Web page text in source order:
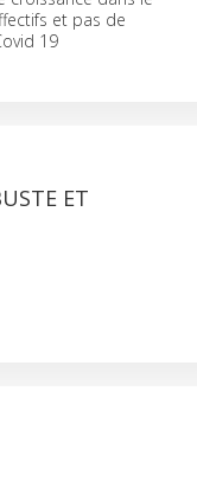
et pas de
19
ET